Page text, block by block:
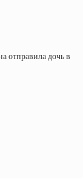
отправила дочь в